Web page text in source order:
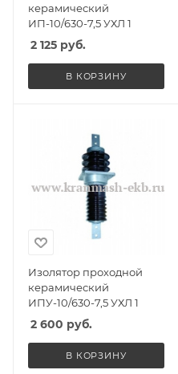
керамический
ИП-10/630-7,5 УХЛ 1
2 125 руб.
В КОРЗИНУ
Изолятор проходной
керамический
ИПУ-10/630-7,5 УХЛ 1
2 600 руб.
В КОРЗИНУ